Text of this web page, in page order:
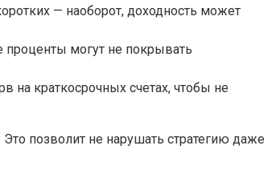
— наоборот, доходность может
могут не покрывать
на краткосрочных счетах, чтобы не
позволит не нарушать стратегию даже